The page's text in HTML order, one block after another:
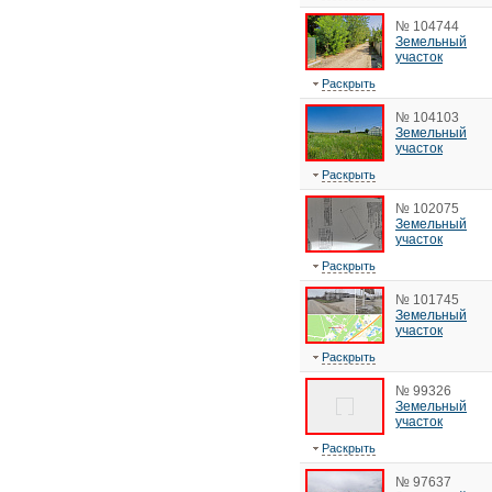
№ 104744
Земельный
участок
Раскрыть
№ 104103
Земельный
участок
Раскрыть
№ 102075
Земельный
участок
Раскрыть
№ 101745
Земельный
участок
Раскрыть
№ 99326
Земельный
участок
Раскрыть
№ 97637